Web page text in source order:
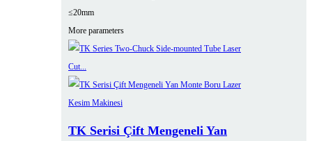
≤20mm
More parameters
TK Serisi Çift Mengeneli Yan